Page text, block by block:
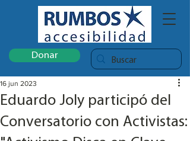
Donar
Eduardo Joly participó del
Conversatorio con Activistas:
16 jun 2023